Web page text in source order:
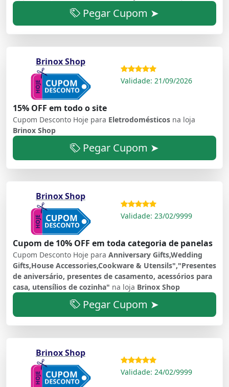
Pegar Cupom ➤
Brinox Shop
Validade: 21/09/2026
15% OFF em todo o site
Cupom Desconto Hoje para Eletrodomésticos na loja
Brinox Shop
Pegar Cupom ➤
Brinox Shop
Validade: 23/02/9999
Cupom de 10% OFF em toda categoria de panelas
Cupom Desconto Hoje para Anniversary Gifts,Wedding
Gifts,House Accessories,Cookware & Utensils","Presentes
de aniversário, presentes de casamento, acessórios para
casa, utensílios de cozinha" na loja Brinox Shop
Pegar Cupom ➤
Brinox Shop
Validade: 24/02/9999